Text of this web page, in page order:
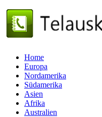
Home
Europa
Nordamerika
Südamerika
Asien
Afrika
Australien